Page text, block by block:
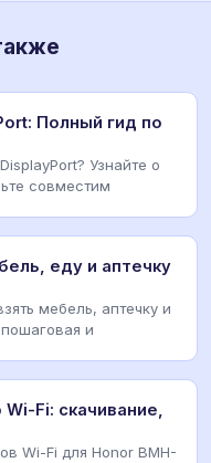
Полный гид по
Узнайте о
совместим
еду и аптечку
мебель, аптечку и
и
Fi: скачивание,
Wi-Fi для Honor BMH-